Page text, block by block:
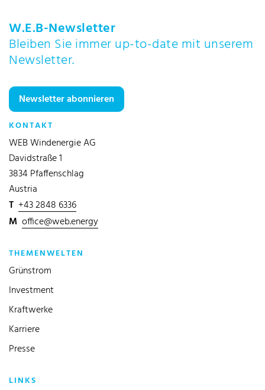
W.E.B-Newsletter
Bleiben Sie immer up-to-date mit unserem
Newsletter.
Newsletter abonnieren
KONTAKT
WEB Windenergie AG
Davidstraße 1
3834 Pfaffenschlag
Austria
T +43 2848 6336
M office@web.energy
THEMENWELTEN
Grünstrom
Investment
Kraftwerke
Karriere
Presse
LINKS